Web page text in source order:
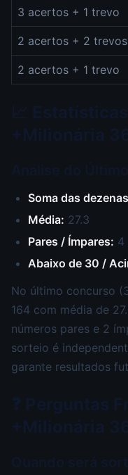
3 acertos + 1 trevo
2 acertos + 2 trevos
2 acertos + 1 trevo
Soma das
Média: 27.3
Pares / Ímpares: 4
Abaixo de 30 /
No último concurso
164 com média de
números pares e 2
sorteio é
garante resultados